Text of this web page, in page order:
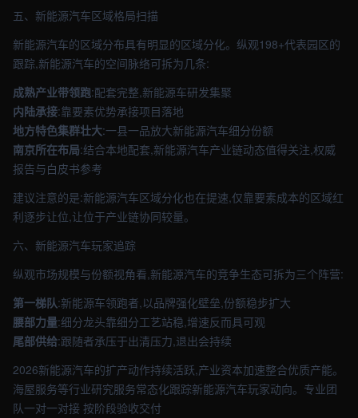
五、新能源汽车区域格局扫描
新能源汽车的区域分布具有明显的区域分化。纵观198+代表园区的
跟踪,新能源汽车的空间脉络可拆为几条:
成熟产业带领跑:配套完整,新能源车研发集聚
内陆承接:靠要素优势承接项目落地
地方特色集群壮大:一县一品放大新能源汽车细分份额
南京所在布局:结合本地配套,新能源汽车产业链动态值得关注,权威
报告与白皮书参考
建议注意的是:新能源汽车区域分化也在提速,仅靠要素成本的区域红
利逐步让位,让位于产业链协同较量。
六、新能源汽车玩家追踪
纵观市场规模与份额视角看,新能源汽车的竞争生态可拆为三个阵营:
第一梯队:新能源车领跑者,以品牌强化壁垒,份额稳步扩大
腰部力量:细分龙头靠细分工艺站稳,增速反而具可观
尾部供给:跟随者承压于出清压力,退出会持续
2026新能源汽车的扩产动作持续活跃,产业资本加速整合优质产能。
海屋服务等行业研究服务常态化跟踪新能源汽车玩家动向。专业团
队一对一对接 按阶段验收交付